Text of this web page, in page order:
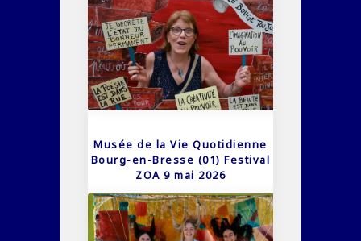
Musée de la Vie Quotidienne
Bourg-en-Bresse (01) Festival
ZOA 9 mai 2026